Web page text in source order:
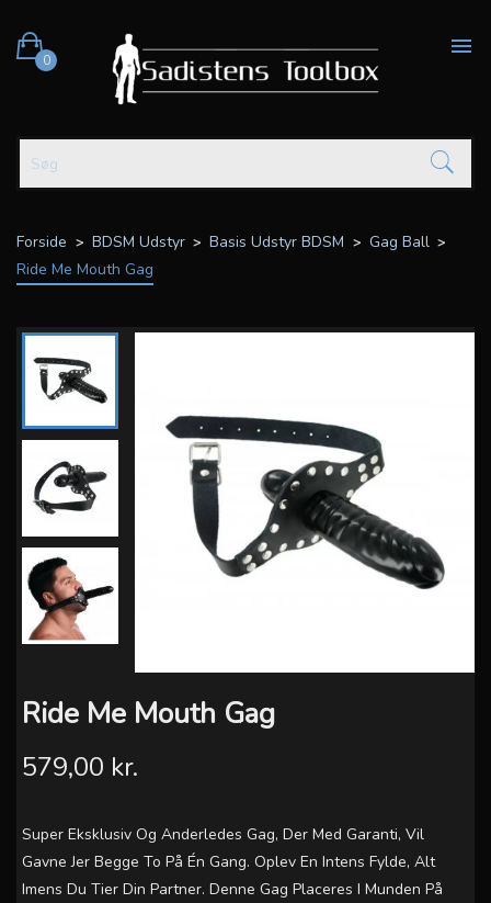
0

Forside BDSM Udstyr Basis Udstyr BDSM
Gag Ball
Ride Me Mouth Gag
Ride Me Mouth Gag
579,00 kr.
Super Eksklusiv Og Anderledes Gag, Der Med Garanti, Vil
Gavne Jer Begge To På Én Gang. Oplev En Intens Fylde, Alt
Imens Du Tier Din Partner. Denne Gag Placeres I Munden På